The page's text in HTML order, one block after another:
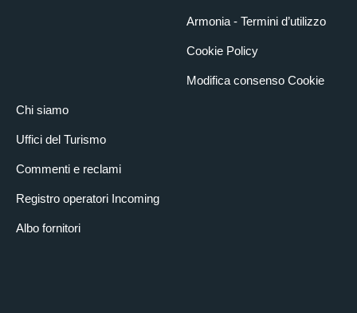
Chi siamo
Uffici del Turismo
Commenti e reclami
Registro operatori Incoming
Albo fornitori
Armonia - Termini d’utilizzo
Cookie Policy
Modifica consenso Cookie